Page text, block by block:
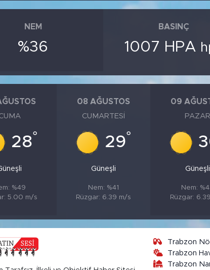
NEM
%36
BASINÇ
1007 HPA
28°
%49
5.00 m/s
08 AĞUSTOS
CUMARTESI
29°
Güneşli
Nem: %41
Rüzgar: 6.39 m/s
09
PAZAR
Güneşli
Nem:
Rüzgar:
Trabzon
Trabzon
Trabzon